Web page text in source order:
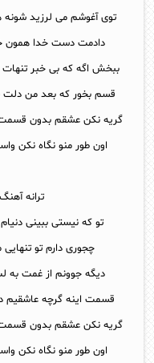
توی آغوشم می لرزید
دادمت دست خدا همون
ببخش اگه که بی خبر
قسم بخور که بعد من دلت
گریه نکن عشقم بدون قسمت
اون طور منو نگاه نکن
ترانه
تو که نیستی ببینی
چجوری دارم تو تنهایی
دیگه جوونم از غمت به
قسمت اینه گرچه عاشقیم
گریه نکن عشقم بدون قسمت
اون طور منو نگاه نکن